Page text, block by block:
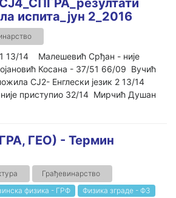
испита_јун 2_2016
1 13/14 Малешевић Срђан - није
Косана - 37/51 66/09 Вучић
СЈ2- Енглески језик 2 13/14
приступио 32/14 Мирчић Душан
ГЕО) - Термин
Грађевинарство
физика - ГРФ
Физика зграде - ФЗ